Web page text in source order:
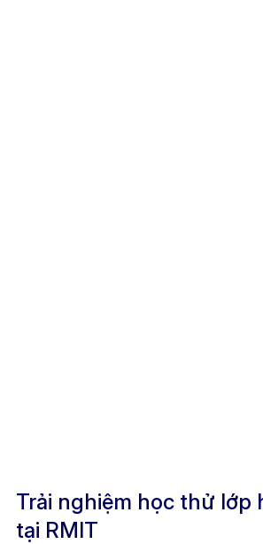
Trải nghiệm học thử lớp
tại RMIT